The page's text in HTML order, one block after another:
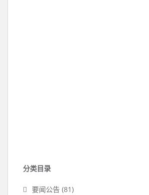
分类目录
要闻公告 (81)